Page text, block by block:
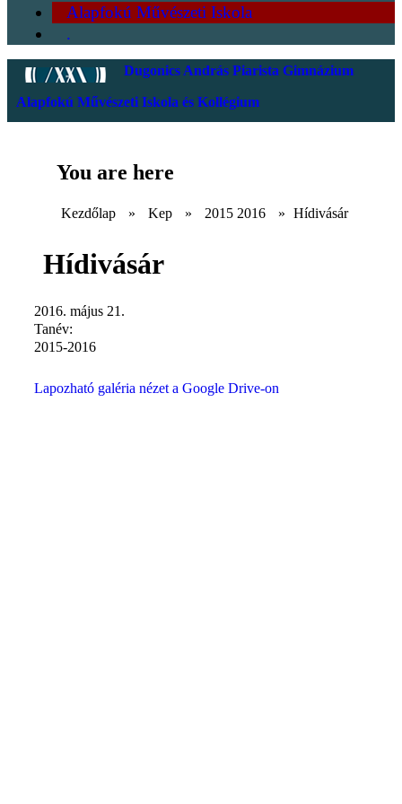
Alapfokú Művészeti Iskola
.
Dugonics András Piarista Gimnázium
Alapfokú Művészeti Iskola és Kollégium
You are here
Kezdőlap » Kep » 2015 2016 » Hídivásár
Hídivásár
2016. május 21.
Tanév:
2015-2016
Lapozható galéria nézet a Google Drive-on